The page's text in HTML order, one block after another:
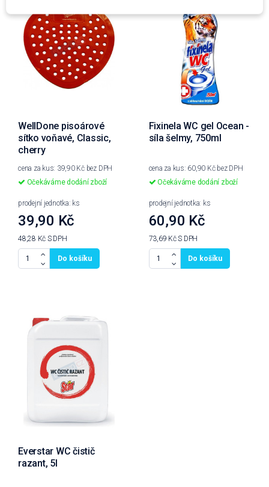
WellDone pisoárové
sítko voňavé, Classic,
cherry
cena za kus: 39,90 Kč bez DPH
Očekáváme dodání zboží
prodejní jednotka: ks
39,90 Kč
48,28 Kč S DPH
Do košíku
Fixinela WC gel Ocean -
síla šelmy, 750ml
cena za kus: 60,90 Kč bez DPH
Očekáváme dodání zboží
prodejní jednotka: ks
60,90 Kč
73,69 KčS DPH
Do košíku
Everstar WC čistič
razant, 5l